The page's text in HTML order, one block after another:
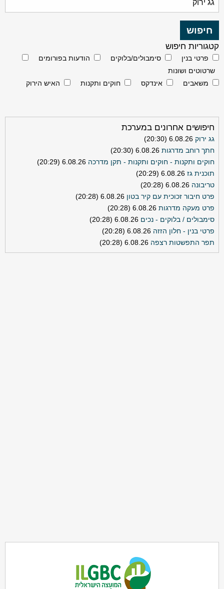
קטגוריות חיפוש
פרטי בנין סימבולים/בלוקים
הודעות בפורומים
שרטוטים ושונות
משאבים
אינדקס חוקים ותקנות האיש הירוק
חיפושים אחרונים במערכת
גג ירוק 6.08.26 (20:30)
חתך רוחב מדרגות 6.08.26 (20:30)
חוקים ותקנות - חוקים ותקנות - תקן מדרכה 6.08.26 (20:29)
תוכנית גז 6.08.26 (20:29)
טריבונה 6.08.26 (20:28)
פרט חיבור זכוכית עם קיר בטון 6.08.26 (20:28)
פרט מעקה מדרגות 6.08.26 (20:28)
סימבולים / בלוקים - נכים 6.08.26 (20:28)
פרטי בנין - חלון הזזה 6.08.26 (20:28)
תפר התפשטות רצפה 6.08.26 (20:28)